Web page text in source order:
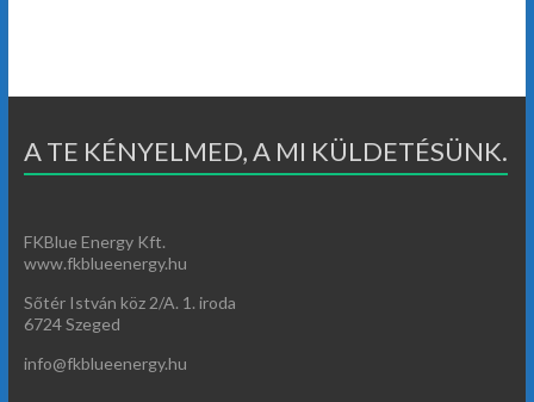
A TE KÉNYELMED, A MI KÜLDETÉSÜNK.
FKBlue Energy Kft.
www.fkblueenergy.hu
Sőtér István köz 2/A. 1. iroda
6724 Szeged
info@fkblueenergy.hu